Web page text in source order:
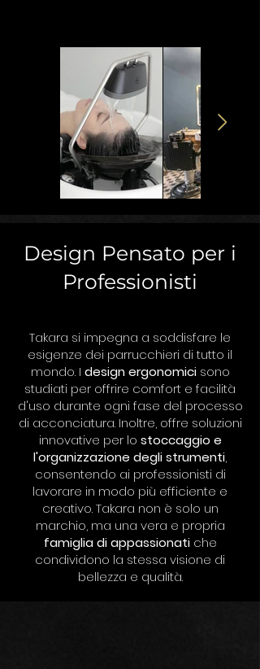
Design Pensato per i
Professionisti
Takara si impegna a soddisfare le
esigenze dei parrucchieri di tutto il
mondo. I design ergonomicisono
studiati per offrire comfort e facilità
d'uso durante ogni fase del processo
di acconciatura. Inoltre, offre soluzioni
innovative per lo stoccaggio e
l'organizzazione degli strumenti,
consentendo ai professionisti di
lavorare in modo più efficiente e
creativo. Takara non è solo un
marchio, ma una vera e propria
famiglia di appassionatiche
condividono la stessa visione di
bellezza e qualità.